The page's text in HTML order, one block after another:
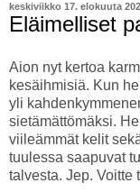
keskiviikko 17. elokuuta
Eläimelliset
Aion nyt kertoa
kesäihmisiä. Kun
yli
sietämättömäksi.
viileämmät kelit
tuulessa saapuvat
talvesta. Jep. Voitte